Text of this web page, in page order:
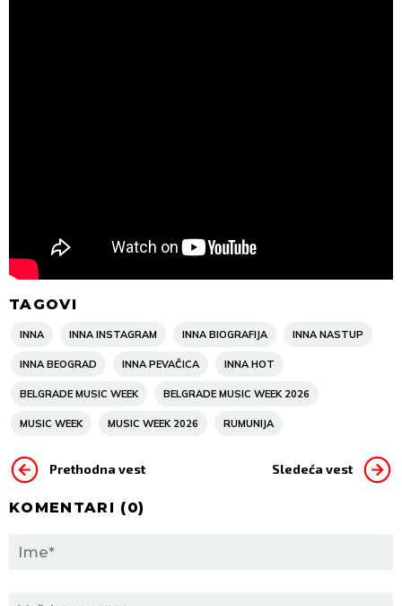
TAGOVI
INNA INNA INSTAGRAM INNA BIOGRAFIJA INNA NASTUP
INNA BEOGRAD INNA PEVAČICA INNA HOT
BELGRADE MUSIC WEEK BELGRADE MUSIC WEEK 2026
MUSIC WEEK MUSIC WEEK 2026 RUMUNIJA
Prethodna vest Sledeća vest
KOMENTARI (0)